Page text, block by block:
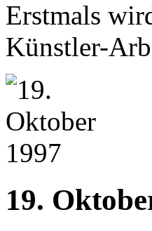
Erstmals
Künstler-
19.